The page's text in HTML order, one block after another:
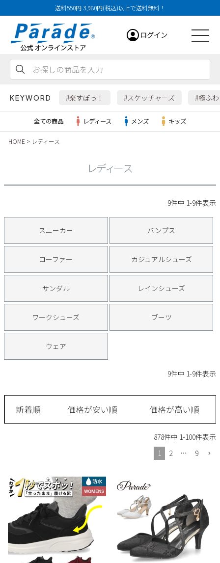
送料550円 3,980円(税込)以上で送料無料！
ログイン
KEYWORD #楽すぽっ！ #スケッチャーズ #極ふ
レインシューズ
パンプス
ローファー
カジュアルシューズ
ブーツ
SKECHERS
moz
new balance
puma
すべての商品
サンダル
スニーカー
ビジネス・ドレスシューズ
ワークシューズ
Parade
SKECHERS
GAP
EDWIN
キッズ
すべての商品
サンダル
レインシューズ
ブーツ
new balance
asics
瞬足
NEW
すべての商品
レディース新入荷
メンズ新入荷
すべての商品
レディースSALE
キッズSALE
ボディバッグ
トートバッグ
ショルダーバッグ
雑貨
すべての商品
ケア用品
詳細検索
会員サービス
お問い合わせ
メルマガ購買
全ての商品 レディース メンズ キッズ
HOME レディース
レディース
9件中 1-9件表示
スニーカー パンプス
ローファー カジュアルシューズ
サンダル レインシューズ
ワークシューズ ブーツ
ウェア
9件中 1-9件表示
新着順 価格が安い順 価格が高い順
878件中 1-100件表示
1
2 … 9